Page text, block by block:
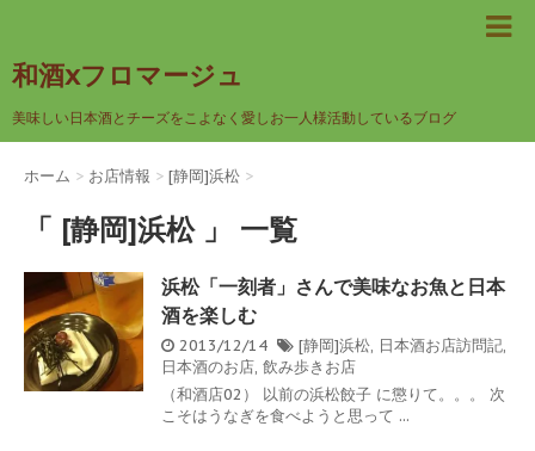
和酒xフロマージュ
美味しい日本酒とチーズをこよなく愛しお一人様活動しているブログ
ホーム > お店情報 > [静岡]浜松 >
「 [静岡]浜松 」 一覧
浜松「一刻者」さんで美味なお魚と日本
酒を楽しむ
2013/12/14 [静岡]浜松, 日本酒お店訪問記,
日本酒のお店, 飲み歩きお店
（和酒店02） 以前の浜松餃子 に懲りて。。。 次
こそはうなぎを食べようと思って ...